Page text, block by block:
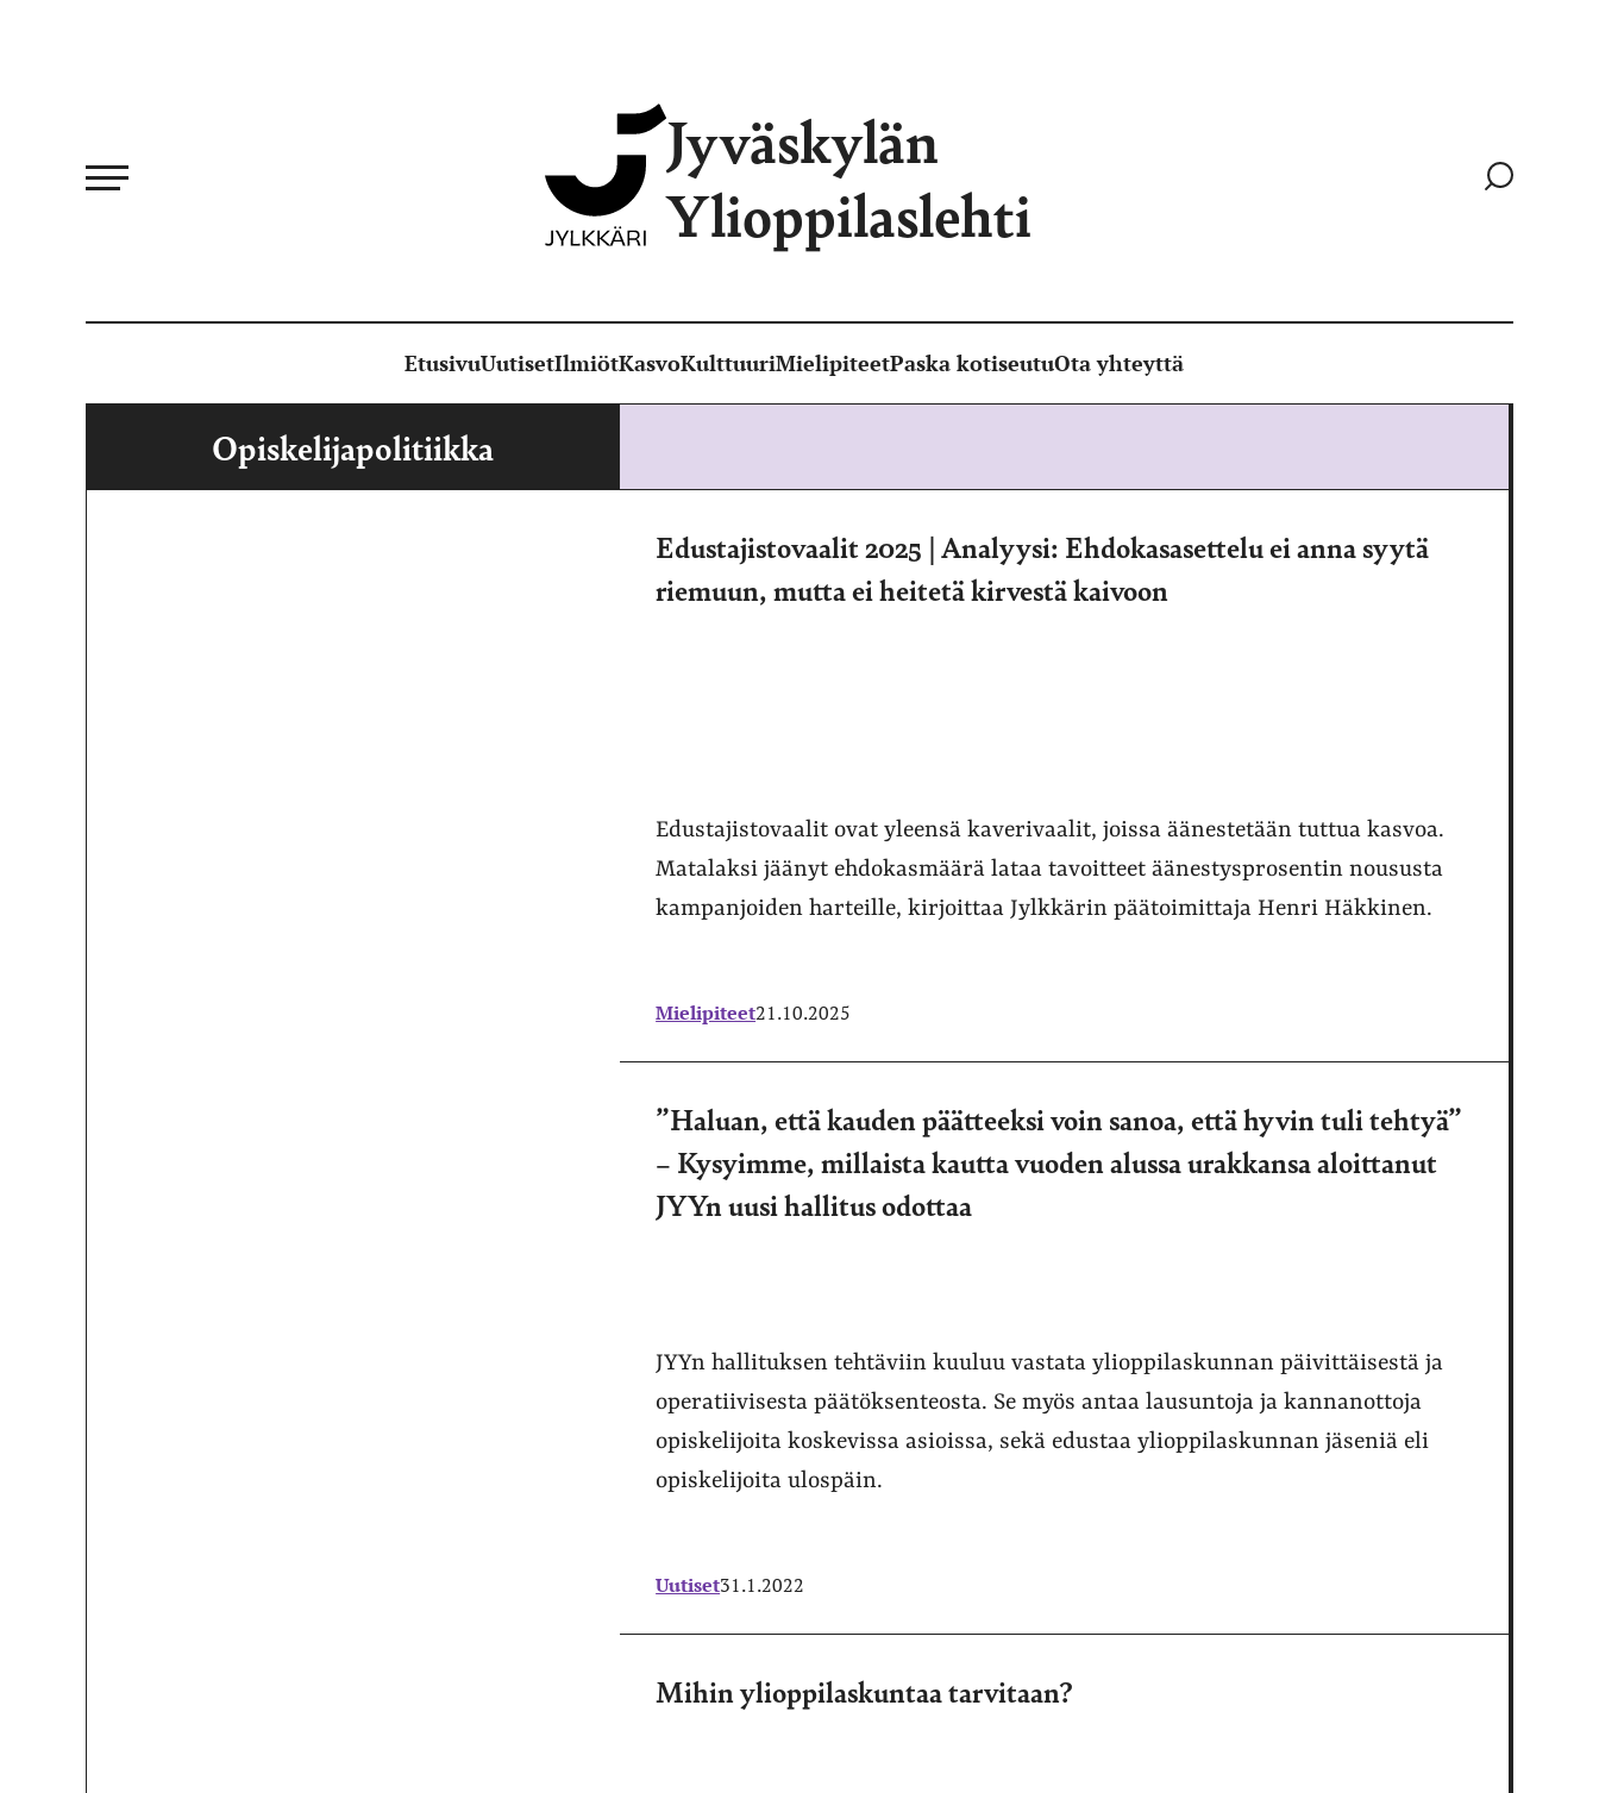
Jyväskylän
Ylioppilaslehti
Siirry
EtusivuUutisetIlmiötKasvoKulttuuriMielipiteetPaska kotiseutuOta yhteyttä
Opiskelijapolitiikka
Edustajistovaalit 2025 | Analyysi: Ehdokasasettelu ei anna syytä
riemuun, mutta ei heitetä kirvestä kaivoon
Edustajistovaalit ovat yleensä kaverivaalit, joissa äänestetään tuttua kasvoa.
Matalaksi jäänyt ehdokasmäärä lataa tavoitteet äänestysprosentin noususta
kampanjoiden harteille, kirjoittaa Jylkkärin päätoimittaja Henri Häkkinen.
Mielipiteet21.10.2025
”Haluan, että kauden päätteeksi voin sanoa, että hyvin tuli tehtyä”
– Kysyimme, millaista kautta vuoden alussa urakkansa aloittanut
JYYn uusi hallitus odottaa
JYYn hallituksen tehtäviin kuuluu vastata ylioppilaskunnan päivittäisestä ja
operatiivisesta päätöksenteosta. Se myös antaa lausuntoja ja kannanottoja
opiskelijoita koskevissa asioissa, sekä edustaa ylioppilaskunnan jäseniä eli
opiskelijoita ulospäin.
Uutiset31.1.2022
Mihin ylioppilaskuntaa tarvitaan?